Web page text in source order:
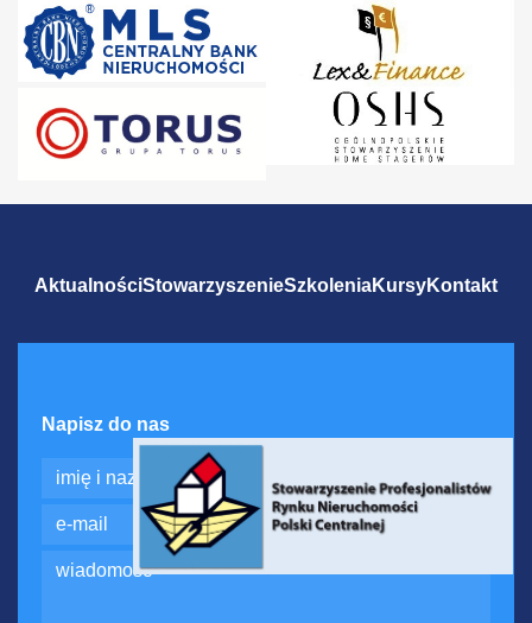
AktualnościStowarzyszenieSzkoleniaKursyKontakt
Napisz do nas